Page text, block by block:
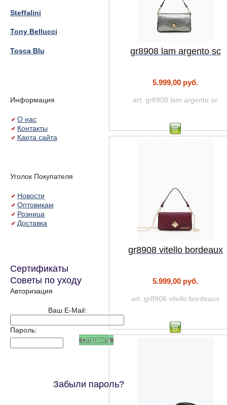
gr8908 lam argento sc
5.999,00 руб.
art. gr8908 lam argento sc
gr8908 vitello bordeaux
5.999,00 руб.
art. gr8908 vitello bordeaux
Steffalini
Tony Bellucci
Tosca Blu
Информация
О нас
Контакты
Карта сайта
Уголок Покупателя
Новости
Оптовикам
Розница
Доставка
Сертификаты
Советы по уходу
Авторизация
Ваш E-Mail:
Пароль:
Забыли пароль?